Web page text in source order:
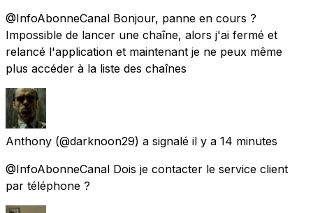
@InfoAbonneCanal Bonjour, panne en cours ?
Impossible de lancer une chaîne, alors j'ai fermé et
relancé l'application et maintenant je ne peux même
plus accéder à la liste des chaînes
Anthony (@darknoon29) a signalé il y a 14 minutes
@InfoAbonneCanal Dois je contacter le service client
par téléphone ?